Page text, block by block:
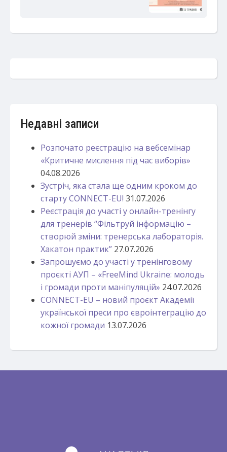
Недавні записи
Розпочато реєстрацію на вебсемінар
«Критичне мислення під час виборів»
04.08.2026
Зустріч, яка стала ще одним кроком до
старту CONNECT-EU! 31.07.2026
Реєстрація до участі у онлайн-тренінгу
для тренерів “Фільтруй інформацію –
створюй зміни: тренерська лабораторія.
Хакатон практик” 27.07.2026
Запрошуємо до участі у тренінговому
проєкті АУП – «FreeMind Ukraine: молодь
і громади проти маніпуляцій» 24.07.2026
CONNECT-EU – новий проєкт Академії
української преси про євроінтеграцію до
кожної громади 13.07.2026